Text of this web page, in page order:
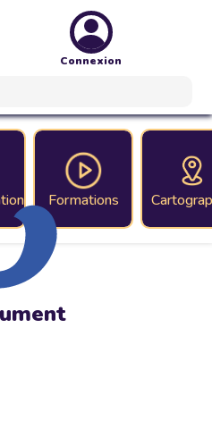
Connexion
Formations